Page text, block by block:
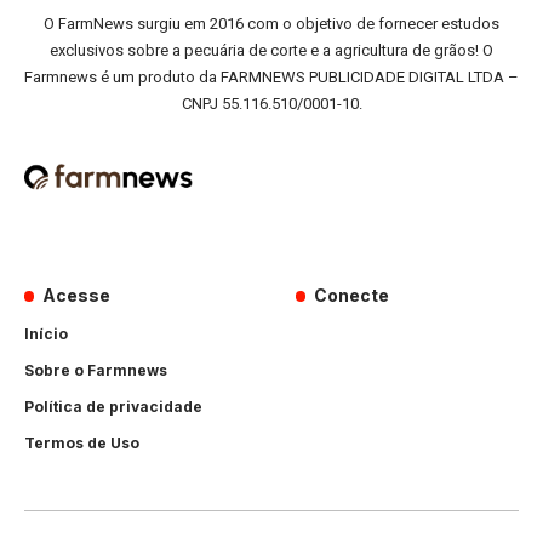
O FarmNews surgiu em 2016 com o objetivo de fornecer estudos
exclusivos sobre a pecuária de corte e a agricultura de grãos! O
Farmnews é um produto da FARMNEWS PUBLICIDADE DIGITAL LTDA –
CNPJ 55.116.510/0001-10.
Acesse
Início
Sobre o Farmnews
Política de privacidade
Termos de Uso
Conecte